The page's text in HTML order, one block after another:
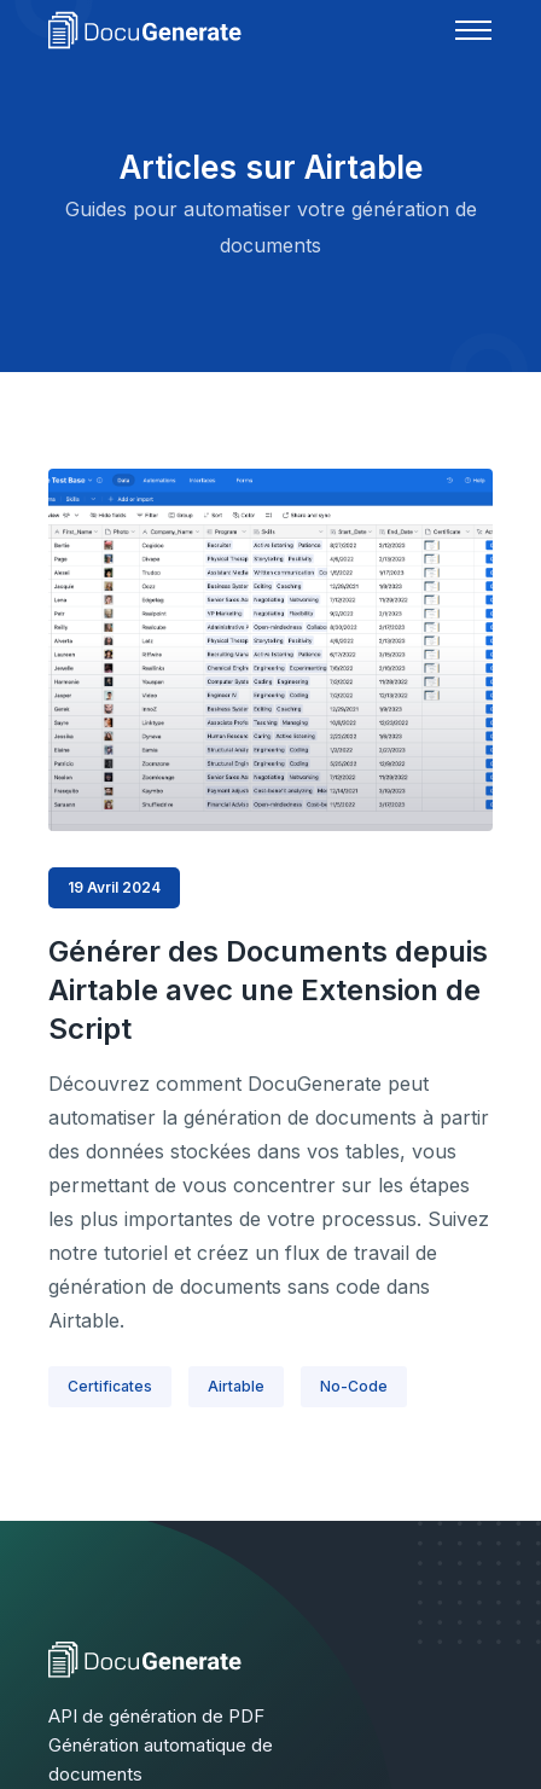
Articles sur Airtable
Guides pour automatiser votre génération de
documents
19 Avril 2024
Générer des Documents depuis
Airtable avec une Extension de
Script
Découvrez comment DocuGenerate peut
automatiser la génération de documents à partir
des données stockées dans vos tables, vous
permettant de vous concentrer sur les étapes
les plus importantes de votre processus. Suivez
notre tutoriel et créez un flux de travail de
génération de documents sans code dans
Airtable.
Certificates Airtable No-Code
API de génération de PDF
Génération automatique de
documents